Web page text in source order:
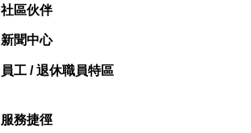
社區伙伴
新聞中心
員工 / 退休職員特區
服務捷徑